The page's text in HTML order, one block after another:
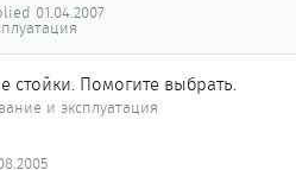
01.04.2007
стойки. Помогите выбрать.
и эксплуатация